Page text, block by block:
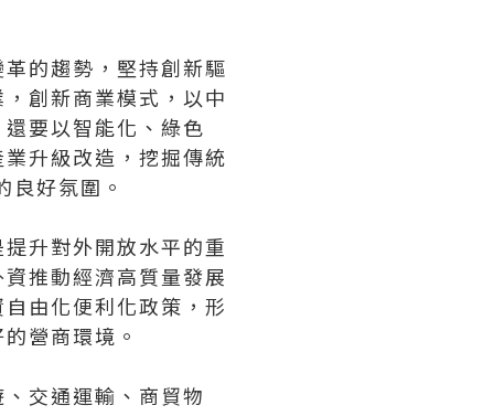
的趨勢，堅持創新驅
創新商業模式，以中
要以智能化、綠色
升級改造，挖掘傳統
好氛圍。
升對外開放水平的重
推動經濟高質量發展
由化便利化政策，形
營商環境。
交通運輸、商貿物